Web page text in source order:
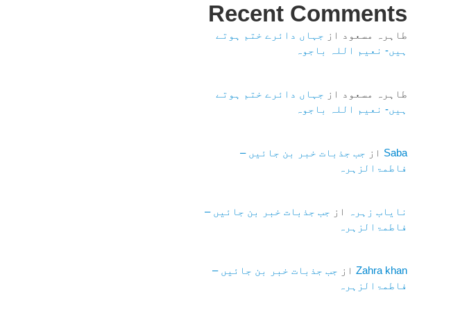
Recent Comments
طاہرہ مسعود از جہاں دائرے ختم ہوتے
ہیں- نعیم اللہ باجوہ
طاہرہ مسعود از جہاں دائرے ختم ہوتے
ہیں- نعیم اللہ باجوہ
Saba از جب جذبات خبر بن جائیں –
فاطمۃالزہرہ
نایاب زہرہ از جب جذبات خبر بن جائیں –
فاطمۃالزہرہ
Zahra khanاز جب جذبات خبر بن جائیں –
فاطمۃالزہرہ